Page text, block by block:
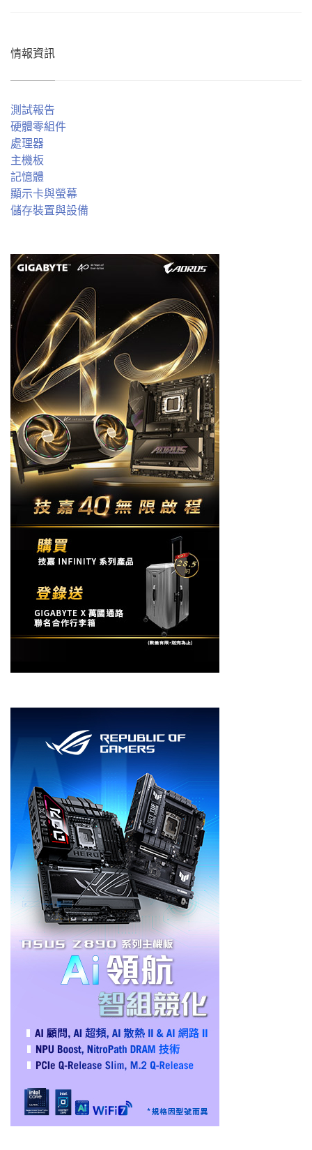
情報資訊
測試報告
硬體零組件
處理器
主機板
記憶體
顯示卡與螢幕
儲存裝置與設備